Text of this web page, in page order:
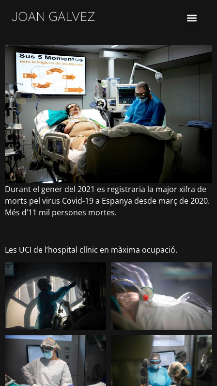
Durant el gener del 2021 es registraria la major xifra de
morts pel virus Covid-19 a Espanya desde març de 2020.
Més d’11 mil persones mortes.
Les UCI de l’hospital clínic en màxima ocupació.